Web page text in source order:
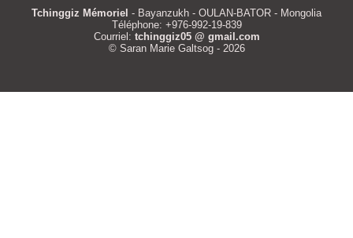
Tchinggiz Mémoriel - Bayanzukh - OULAN-BATOR - Mongolia
Téléphone: +976-992-19-839
Courriel: tchinggiz05 @ gmail.com
© Saran Marie Galtsog - 2026